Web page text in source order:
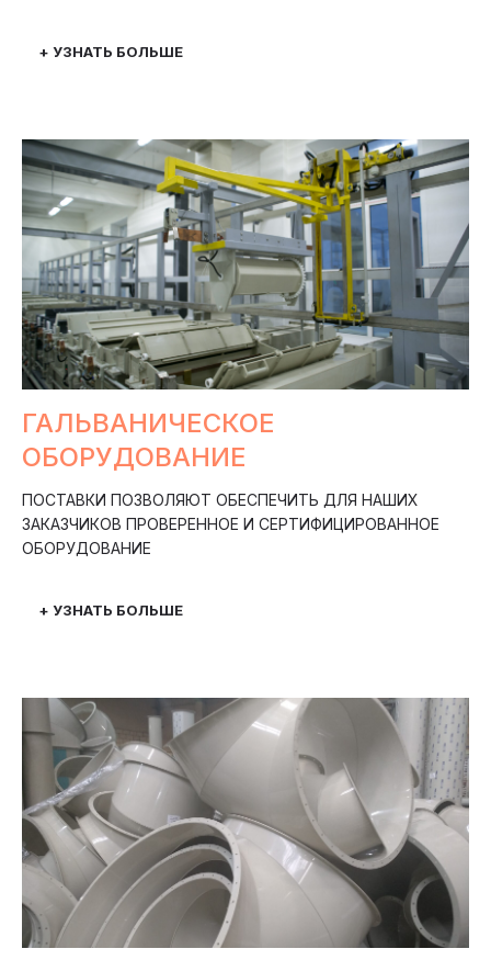
+ УЗНАТЬ БОЛЬШЕ
ГАЛЬВАНИЧЕСКОЕ
ОБОРУДОВАНИЕ
ПОСТАВКИ ПОЗВОЛЯЮТ ОБЕСПЕЧИТЬ ДЛЯ НАШИХ
ЗАКАЗЧИКОВ ПРОВЕРЕННОЕ И СЕРТИФИЦИРОВАННОЕ
ОБОРУДОВАНИЕ
+ УЗНАТЬ БОЛЬШЕ